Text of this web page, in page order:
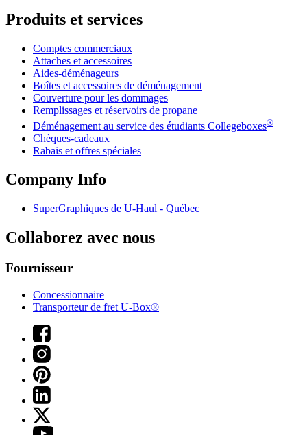
Produits et services
Comptes commerciaux
Attaches et accessoires
Aides-déménageurs
Boîtes et accessoires de déménagement
Couverture pour les dommages
Remplissages et réservoirs de propane
Déménagement au service des étudiants Collegeboxes®
Chèques-cadeaux
Rabais et offres spéciales
Company Info
SuperGraphiques de U-Haul - Québec
Collaborez avec nous
Fournisseur
Concessionnaire
Transporteur de fret U-Box®